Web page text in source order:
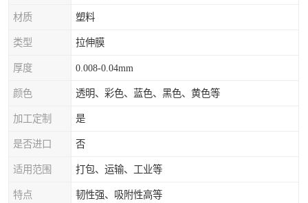
材质 塑料
类型 拉伸膜
厚度 0.008-0.04mm
颜色 透明、彩色、蓝色、黑色、黄色等
加工定制 是
是否进口 否
适用范围 打包、运输、工业等
特点 韧性强、吸附性高等